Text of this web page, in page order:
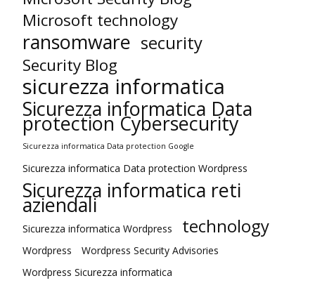
Microsoft technology
ransomware security
Security Blog
sicurezza informatica
Sicurezza informatica Data
protection Cybersecurity
Sicurezza informatica Data protection Google
Sicurezza informatica Data protection Wordpress
Sicurezza informatica reti
aziendali
Sicurezza informatica Wordpress technology
Wordpress
Wordpress Security Advisories
Wordpress Sicurezza informatica